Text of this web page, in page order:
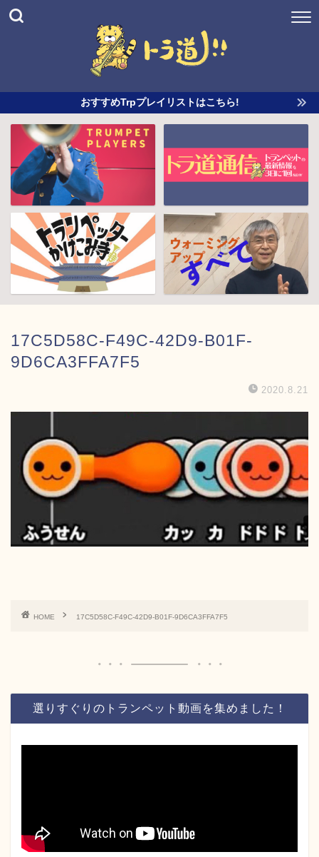
おすすめTrpプレイリストはこちら!
17C5D58C-F49C-42D9-B01F-
9D6CA3FFA7F5
2020.8.21
HOME 17C5D58C-F49C-42D9-B01F-9D6CA3FFA7F5
選りすぐりのトランペット動画を集めました！